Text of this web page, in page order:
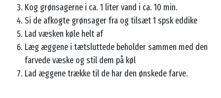
Kog grønsagerne i ca. 1 liter vand i ca. 10 min.
Si de afkogte grønsager fra og tilsæt 1 spsk eddike
Lad væsken køle helt af
Læg æggene i tætsluttede beholder sammen med den
farvede væske og stil dem på køl
Lad æggene trække til de har den ønskede farve.